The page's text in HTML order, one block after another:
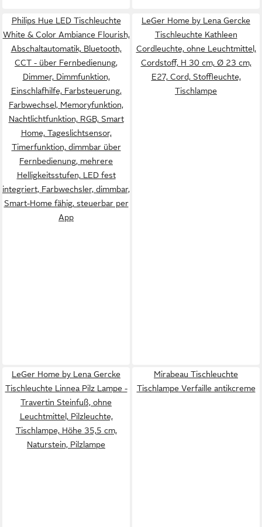
Philips Hue LED Tischleuchte
White & Color Ambiance Flourish,
Abschaltautomatik, Bluetooth,
CCT - über Fernbedienung,
Dimmer, Dimmfunktion,
Einschlafhilfe, Farbsteuerung,
Farbwechsel, Memoryfunktion,
Nachtlichtfunktion, RGB, Smart
Home, Tageslichtsensor,
Timerfunktion, dimmbar über
Fernbedienung, mehrere
Helligkeitsstufen, LED fest
integriert, Farbwechsler, dimmbar,
Smart-Home fähig, steuerbar per
App
LeGer Home by Lena Gercke
Tischleuchte Kathleen
Cordleuchte, ohne Leuchtmittel,
Cordstoff, H 30 cm, Ø 23 cm,
E27, Cord, Stoffleuchte,
Tischlampe
LeGer Home by Lena Gercke
Tischleuchte Linnea Pilz Lampe -
Travertin Steinfuß, ohne
Leuchtmittel, Pilzleuchte,
Tischlampe, Höhe 35,5 cm,
Naturstein, Pilzlampe
Mirabeau Tischleuchte
Tischlampe Verfaille antikcreme